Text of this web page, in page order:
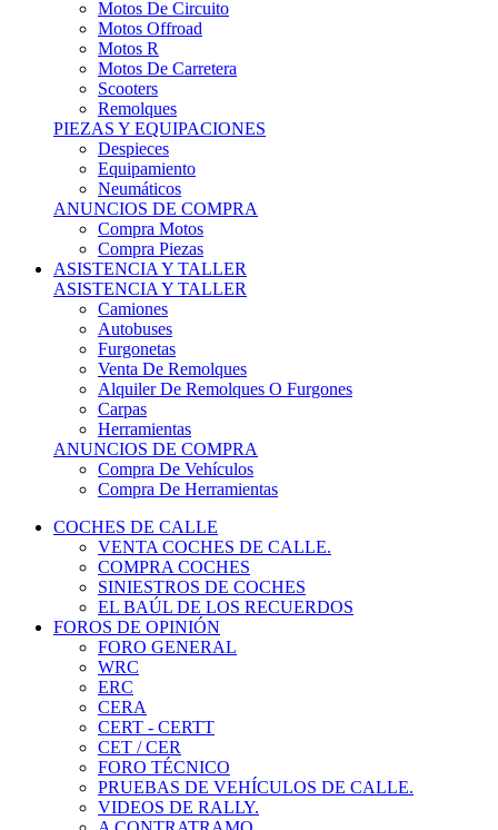
Motos R
Motos De Carretera
Scooters
Remolques
PIEZAS Y EQUIPACIONES
Despieces
Equipamiento
Neumáticos
ANUNCIOS DE COMPRA
Compra Motos
Compra Piezas
ASISTENCIA Y TALLER
ASISTENCIA Y TALLER
Camiones
Autobuses
Furgonetas
Venta De Remolques
Alquiler De Remolques O Furgones
Carpas
Herramientas
ANUNCIOS DE COMPRA
Compra De Vehículos
Compra De Herramientas
COCHES DE CALLE
VENTA COCHES DE CALLE.
COMPRA COCHES
SINIESTROS DE COCHES
EL BAÚL DE LOS RECUERDOS
FOROS DE OPINIÓN
FORO GENERAL
WRC
ERC
CERA
CERT - CERTT
CET / CER
FORO TÉCNICO
PRUEBAS DE VEHÍCULOS DE CALLE.
VIDEOS DE RALLY.
A CONTRATRAMO
TIENDA ONLINE